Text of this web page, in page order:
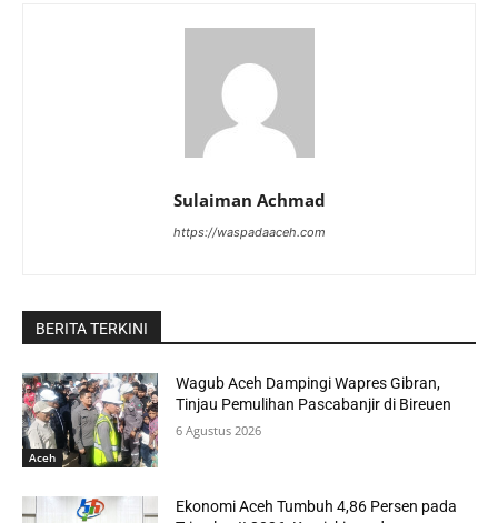
Sulaiman Achmad
https://waspadaaceh.com
BERITA TERKINI
Aceh
Wagub Aceh Dampingi Wapres Gibran,
Tinjau Pemulihan Pascabanjir di Bireuen
6 Agustus 2026
Ekonomi Aceh Tumbuh 4,86 Persen pada